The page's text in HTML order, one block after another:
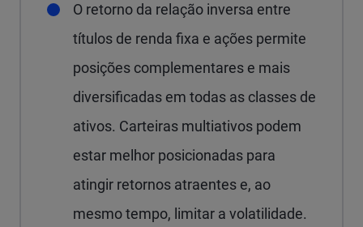
O retorno da relação inversa entre
títulos de renda fixa e ações permite
posições complementares e mais
diversificadas em todas as classes de
ativos. Carteiras multiativos podem
estar melhor posicionadas para
atingir retornos atraentes e, ao
mesmo tempo, limitar a volatilidade.